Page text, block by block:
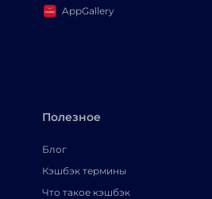
AppGallery
Полезное
Блог
Кэшбэк термины
Что такое кэшбэк